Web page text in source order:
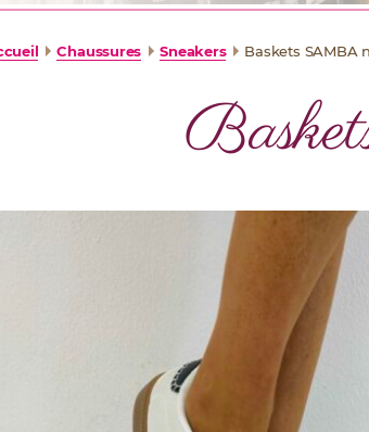
Chaussures Sneakers Baskets SAMBA